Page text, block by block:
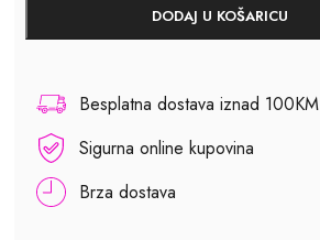
DODAJ U KOŠARICU
Besplatna dostava iznad 100KM
Sigurna online kupovina
Brza dostava